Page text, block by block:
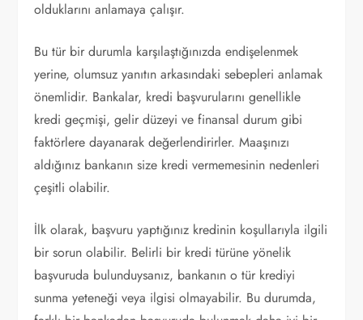
olduklarını anlamaya çalışır.
Bu tür bir durumla karşılaştığınızda endişelenmek
yerine, olumsuz yanıtın arkasındaki sebepleri anlamak
önemlidir. Bankalar, kredi başvurularını genellikle
kredi geçmişi, gelir düzeyi ve finansal durum gibi
faktörlere dayanarak değerlendirirler. Maaşınızı
aldığınız bankanın size kredi vermemesinin nedenleri
çeşitli olabilir.
İlk olarak, başvuru yaptığınız kredinin koşullarıyla ilgili
bir sorun olabilir. Belirli bir kredi türüne yönelik
başvuruda bulunduysanız, bankanın o tür krediyi
sunma yeteneği veya ilgisi olmayabilir. Bu durumda,